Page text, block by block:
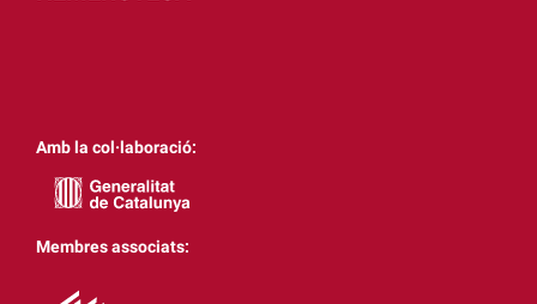
Amb la col·laboració:
Membres associats: